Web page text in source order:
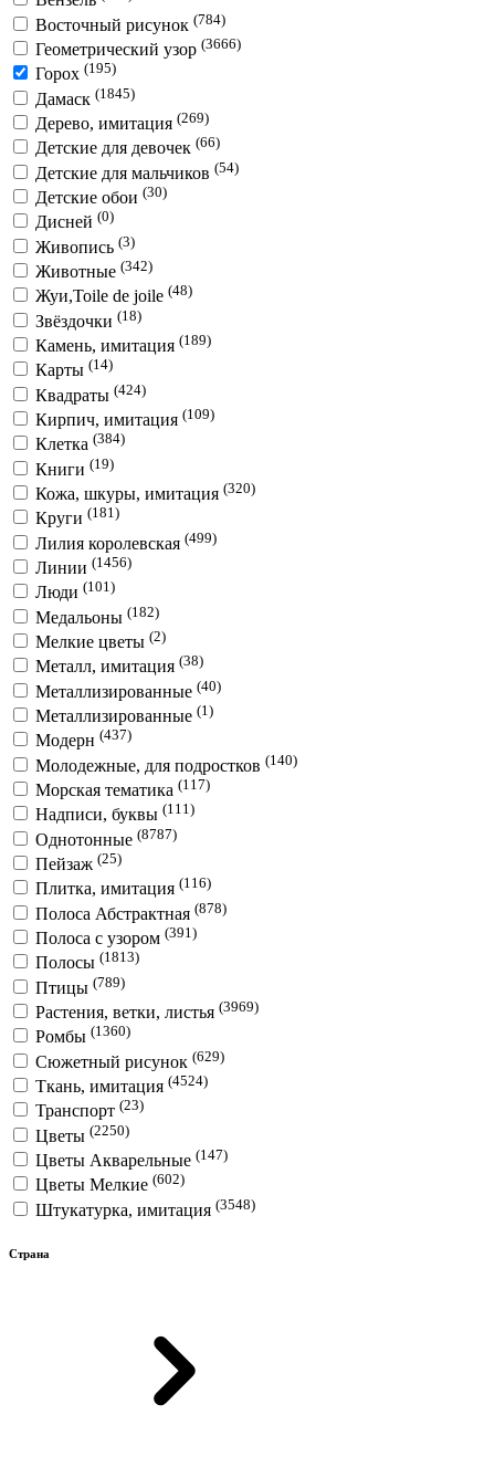
Восточный рисунок (784)
Геометрический узор (3666)
Горох (195)
Дамаск (1845)
Дерево, имитация (269)
Детские для девочек (66)
Детские для мальчиков (54)
Детские обои (30)
Дисней (0)
Живопись (3)
Животные (342)
Жуи,Toile de joile (48)
Звёздочки (18)
Камень, имитация (189)
Карты (14)
Квадраты (424)
Кирпич, имитация (109)
Клетка (384)
Книги (19)
Кожа, шкуры, имитация (320)
Круги (181)
Лилия королевская (499)
Линии (1456)
Люди (101)
Медальоны (182)
Мелкие цветы (2)
Металл, имитация (38)
Металлизированные (40)
Металлизированные (1)
Модерн (437)
Молодежные, для подростков (140)
Морская тематика (117)
Надписи, буквы (111)
Однотонные (8787)
Пейзаж (25)
Плитка, имитация (116)
Полоса Абстрактная (878)
Полоса с узором (391)
Полосы (1813)
Птицы (789)
Растения, ветки, листья (3969)
Ромбы (1360)
Сюжетный рисунок (629)
Ткань, имитация (4524)
Транспорт (23)
Цветы (2250)
Цветы Акварельные (147)
Цветы Мелкие (602)
Штукатурка, имитация (3548)
Страна